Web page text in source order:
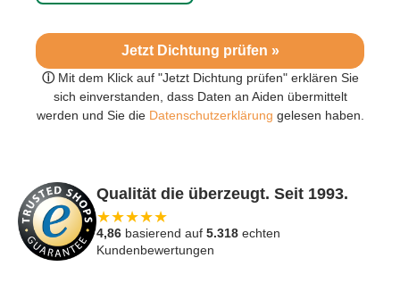
Jetzt Dichtung prüfen »
ⓘ Mit dem Klick auf "Jetzt Dichtung prüfen" erklären Sie
sich einverstanden, dass Daten an Aiden übermittelt
werden und Sie dieDatenschutzerklärung gelesen haben.
Qualität die überzeugt. Seit 1993.
★★★★★
4,86 basierend auf 5.318 echten
Kundenbewertungen